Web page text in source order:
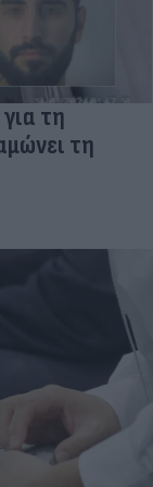
τη
τη